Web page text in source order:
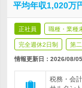
平均年収1,020万
正社員 職種・業種
完全週休2日制 第
情報更新日：2026/08/05
税務・会